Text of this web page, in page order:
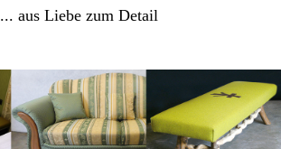
... aus Liebe zum Detail